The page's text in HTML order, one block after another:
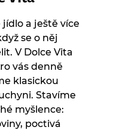
a ještě více
se o něj
V Dolce Vita
vás denně
klasickou
Stavíme
myšlence:
poctivá